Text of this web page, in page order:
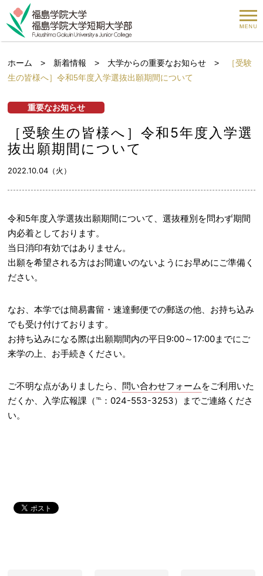
ホーム > 新着情報 > 大学からの重要なお知らせ >
［受験
生の皆様へ］令和5年度入学選抜出願期間について
重要なお知らせ
［受験生の皆様へ］令和5年度入学選
抜出願期間について
2022.10.04（火）
令和5年度入学選抜出願期間について、選抜種別を問わず期間
内必着としております。
当日消印有効ではありません。
出願を希望される方はお間違いのないようにお早めにご準備く
ださい。
なお、本学では簡易書留・速達郵便での郵送の他、お持ち込み
でも受け付けております。
お持ち込みになる際は出願期間内の平日9:00～17:00までにご
来学の上、お手続きください。
ご不明な点がありましたら、 問い合わせフォームをご利用いた
だくか、入学広報課（℡：024-553-3253）までご連絡くださ
い。